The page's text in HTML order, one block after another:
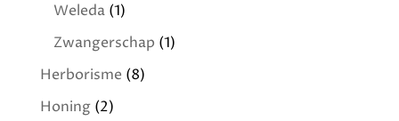
Weleda(1)
Zwangerschap (1)
Herborisme (8)
Honing(2)